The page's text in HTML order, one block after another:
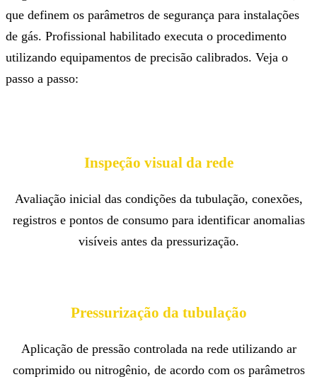
que definem os parâmetros de segurança para instalações
de gás. Profissional habilitado executa o procedimento
utilizando equipamentos de precisão calibrados. Veja o
passo a passo:
Inspeção visual da rede
Avaliação inicial das condições da tubulação, conexões,
registros e pontos de consumo para identificar anomalias
visíveis antes da pressurização.
Pressurização da tubulação
Aplicação de pressão controlada na rede utilizando ar
comprimido ou nitrogênio, de acordo com os parâmetros